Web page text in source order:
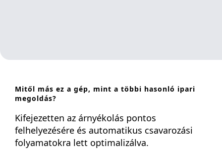
Mitől más ez a gép, mint a többi hasonló ipari
megoldás?
Kifejezetten az árnyékolás pontos
felhelyezésére és automatikus csavarozási
folyamatokra lett optimalizálva.